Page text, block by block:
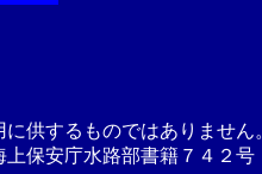
に供するものではありませ
保安庁水路部書籍７４２